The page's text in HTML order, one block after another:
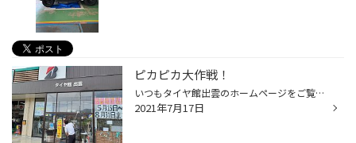
ピカピカ大作戦！
いつもタイヤ館出雲のホームページをご覧頂きありがとうございます。 梅雨があけて暑くなりましたね。 先週の雷雨は凄かったですね。 皆様のお住まいの地域は大丈夫だったでしょうか？ 梅雨もあけたので開店前にスタッフ全員で、お店の窓掃除と周りの草取りをしました。 窓掃除 草取り とってもキレ...
2021年7月17日